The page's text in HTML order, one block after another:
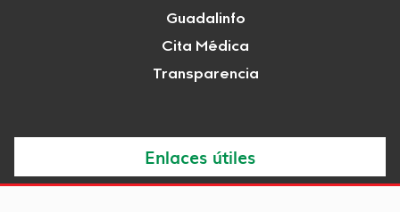
Guadalinfo
Cita Médica
Transparencia
Enlaces útiles